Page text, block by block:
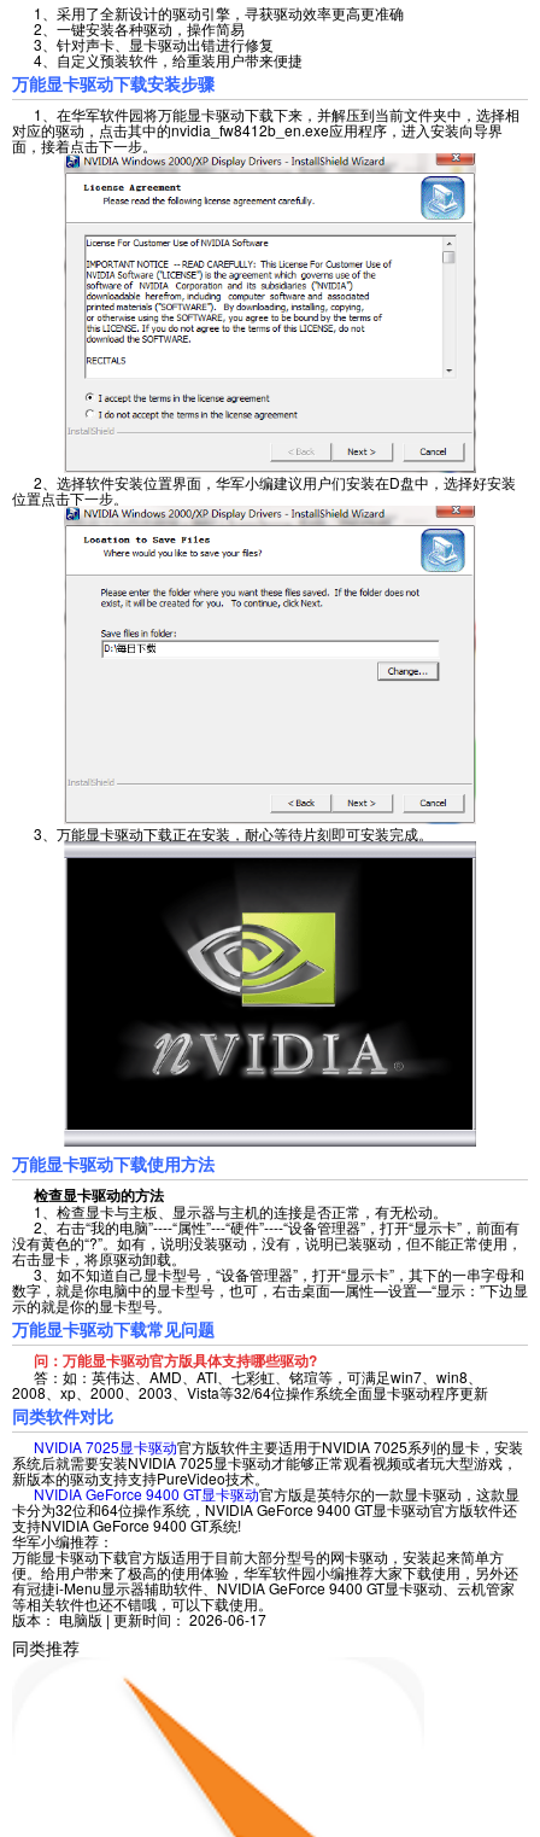
1、采用了全新设计的驱动引擎，寻获驱动效率更高更准确
2、一键安装各种驱动，操作简易
3、针对声卡、显卡驱动出错进行修复
4、自定义预装软件，给重装用户带来便捷
万能显卡驱动下载安装步骤
1、在华军软件园将万能显卡驱动下载下来，并解压到当前文件夹中，选择相
对应的驱动，点击其中的nvidia_fw8412b_en.exe应用程序，进入安装向导界
面，接着点击下一步。
2、选择软件安装位置界面，华军小编建议用户们安装在D盘中，选择好安装
位置点击下一步。
3、万能显卡驱动下载正在安装，耐心等待片刻即可安装完成。
万能显卡驱动下载使用方法
检查显卡驱动的方法
1、检查显卡与主板、显示器与主机的连接是否正常，有无松动。
2、右击“我的电脑”----“属性”---“硬件”----“设备管理器”，打开“显示卡”，前面有
没有黄色的“?”。如有，说明没装驱动，没有，说明已装驱动，但不能正常使用，
右击显卡，将原驱动卸载。
3、如不知道自己显卡型号，“设备管理器”，打开“显示卡”，其下的一串字母和
数字，就是你电脑中的显卡型号，也可，右击桌面—属性—设置—“显示：”下边显
示的就是你的显卡型号。
万能显卡驱动下载常见问题
问：万能显卡驱动官方版具体支持哪些驱动?
答：如：英伟达、AMD、ATI、七彩虹、铭瑄等，可满足win7、win8、
2008、xp、2000、2003、Vista等32/64位操作系统全面显卡驱动程序更新
同类软件对比
NVIDIA 7025显卡驱动官方版软件主要适用于NVIDIA 7025系列的显卡，安装
系统后就需要安装NVIDIA 7025显卡驱动才能够正常观看视频或者玩大型游戏，
新版本的驱动支持支持PureVideo技术。
NVIDIA GeForce 9400 GT显卡驱动官方版是英特尔的一款显卡驱动，这款显
卡分为32位和64位操作系统，NVIDIA GeForce 9400 GT显卡驱动官方版软件还
支持NVIDIA GeForce 9400 GT系统!
华军小编推荐：
万能显卡驱动下载官方版适用于目前大部分型号的网卡驱动，安装起来简单方
便。给用户带来了极高的使用体验，华军软件园小编推荐大家下载使用，另外还
有冠捷i-Menu显示器辅助软件、NVIDIA GeForce 9400 GT显卡驱动、云机管家
等相关软件也还不错哦，可以下载使用。
版本：电脑版| 更新时间： 2026-06-17
同类推荐